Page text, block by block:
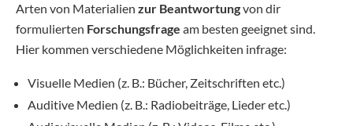
Arten von Materialien zur Beantwortungvon dir
formulierten Forschungsfrage am besten geeignet sind.
Hier kommen verschiedene Möglichkeiten infrage:
Visuelle Medien (z. B.: Bücher, Zeitschriften etc.)
Auditive Medien (z. B.: Radiobeiträge, Lieder etc.)